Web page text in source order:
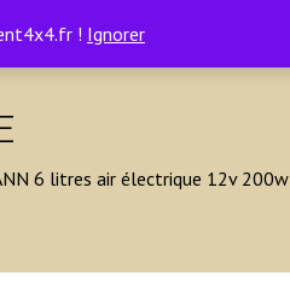
! Ignorer
6 litres air électrique 12v 200w